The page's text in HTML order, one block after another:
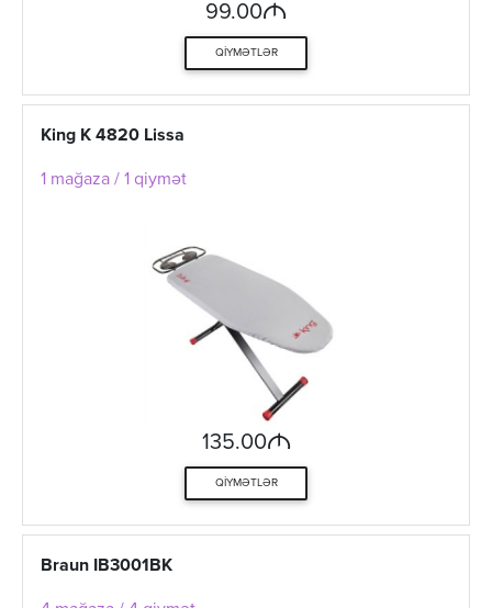
99.00M
QIYMƏTLƏR
King K 4820 Lissa
1 mağaza / 1 qiymət
135.00M
QIYMƏTLƏR
Braun IB3001BK